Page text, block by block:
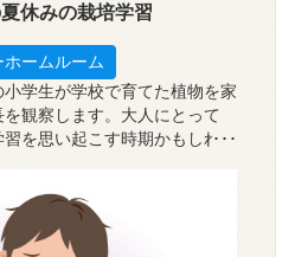
休みの栽培学習
ホームルーム
学生が学校で育てた植物を家
観察します。大人にとって
を思い起こす時期かもしれま
いるのでしょうか？今回は、
人を対象に、栽培学習を通じ